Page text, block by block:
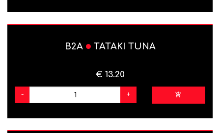
B2A TATAKI TUNA
€ 13.20
- +